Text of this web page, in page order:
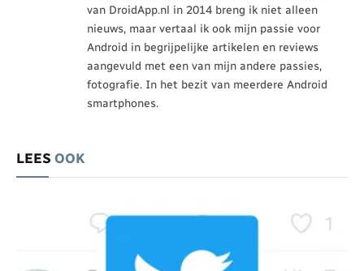
van DroidApp.nl in 2014 breng ik niet alleen
nieuws, maar vertaal ik ook mijn passie voor
Android in begrijpelijke artikelen en reviews
aangevuld met een van mijn andere passies,
fotografie. In het bezit van meerdere Android
smartphones.
LEES OOK